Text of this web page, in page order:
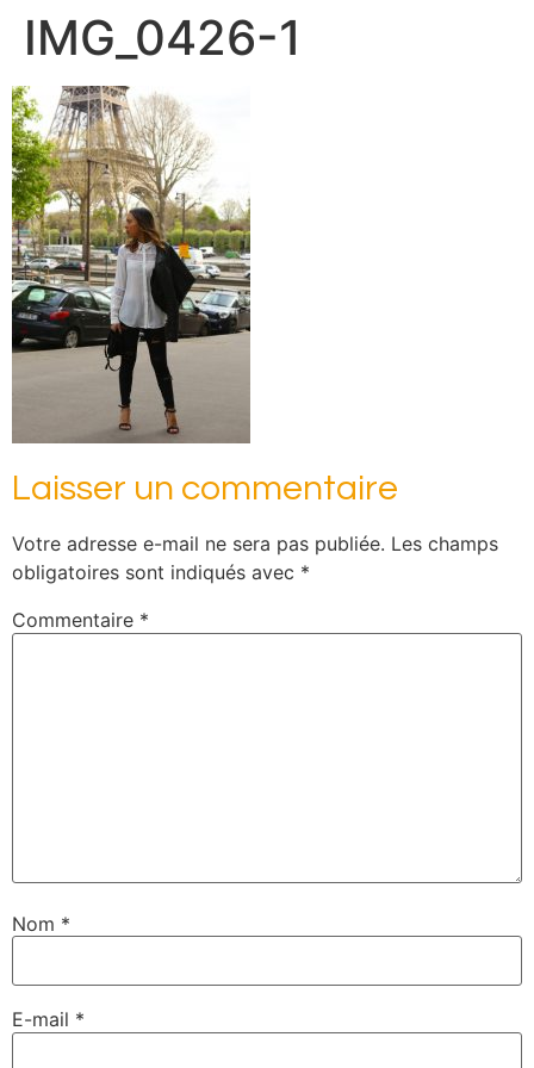
IMG_0426-1
Laisser un commentaire
Votre adresse e-mail ne sera pas publiée. Les champs
obligatoires sont indiqués avec *
Commentaire *
Nom *
E-mail *